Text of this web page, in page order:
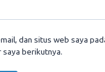
dan situs web saya
berikutnya.